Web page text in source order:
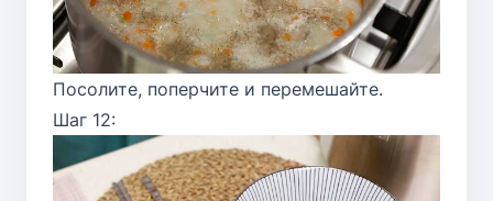
Посолите, поперчите и перемешайте.
Шаг 12: